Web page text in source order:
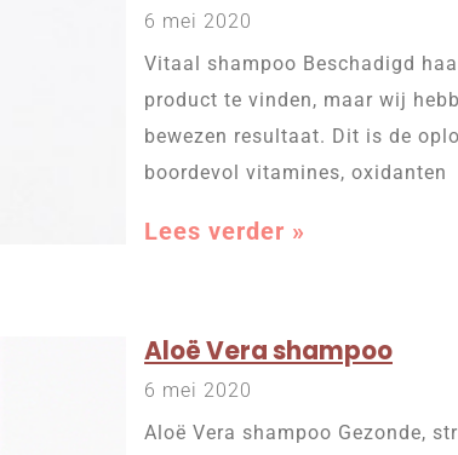
6 mei 2020
Vitaal shampoo Beschadigd
product te vinden, maar wij
bewezen resultaat. Dit is de
boordevol vitamines, oxidanten
Lees verder »
Aloë Vera shampoo
6 mei 2020
Aloë Vera shampoo Gezonde,